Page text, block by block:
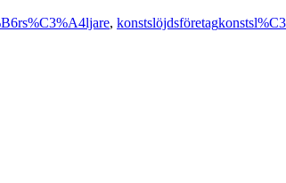
, konstslöjdsföretag